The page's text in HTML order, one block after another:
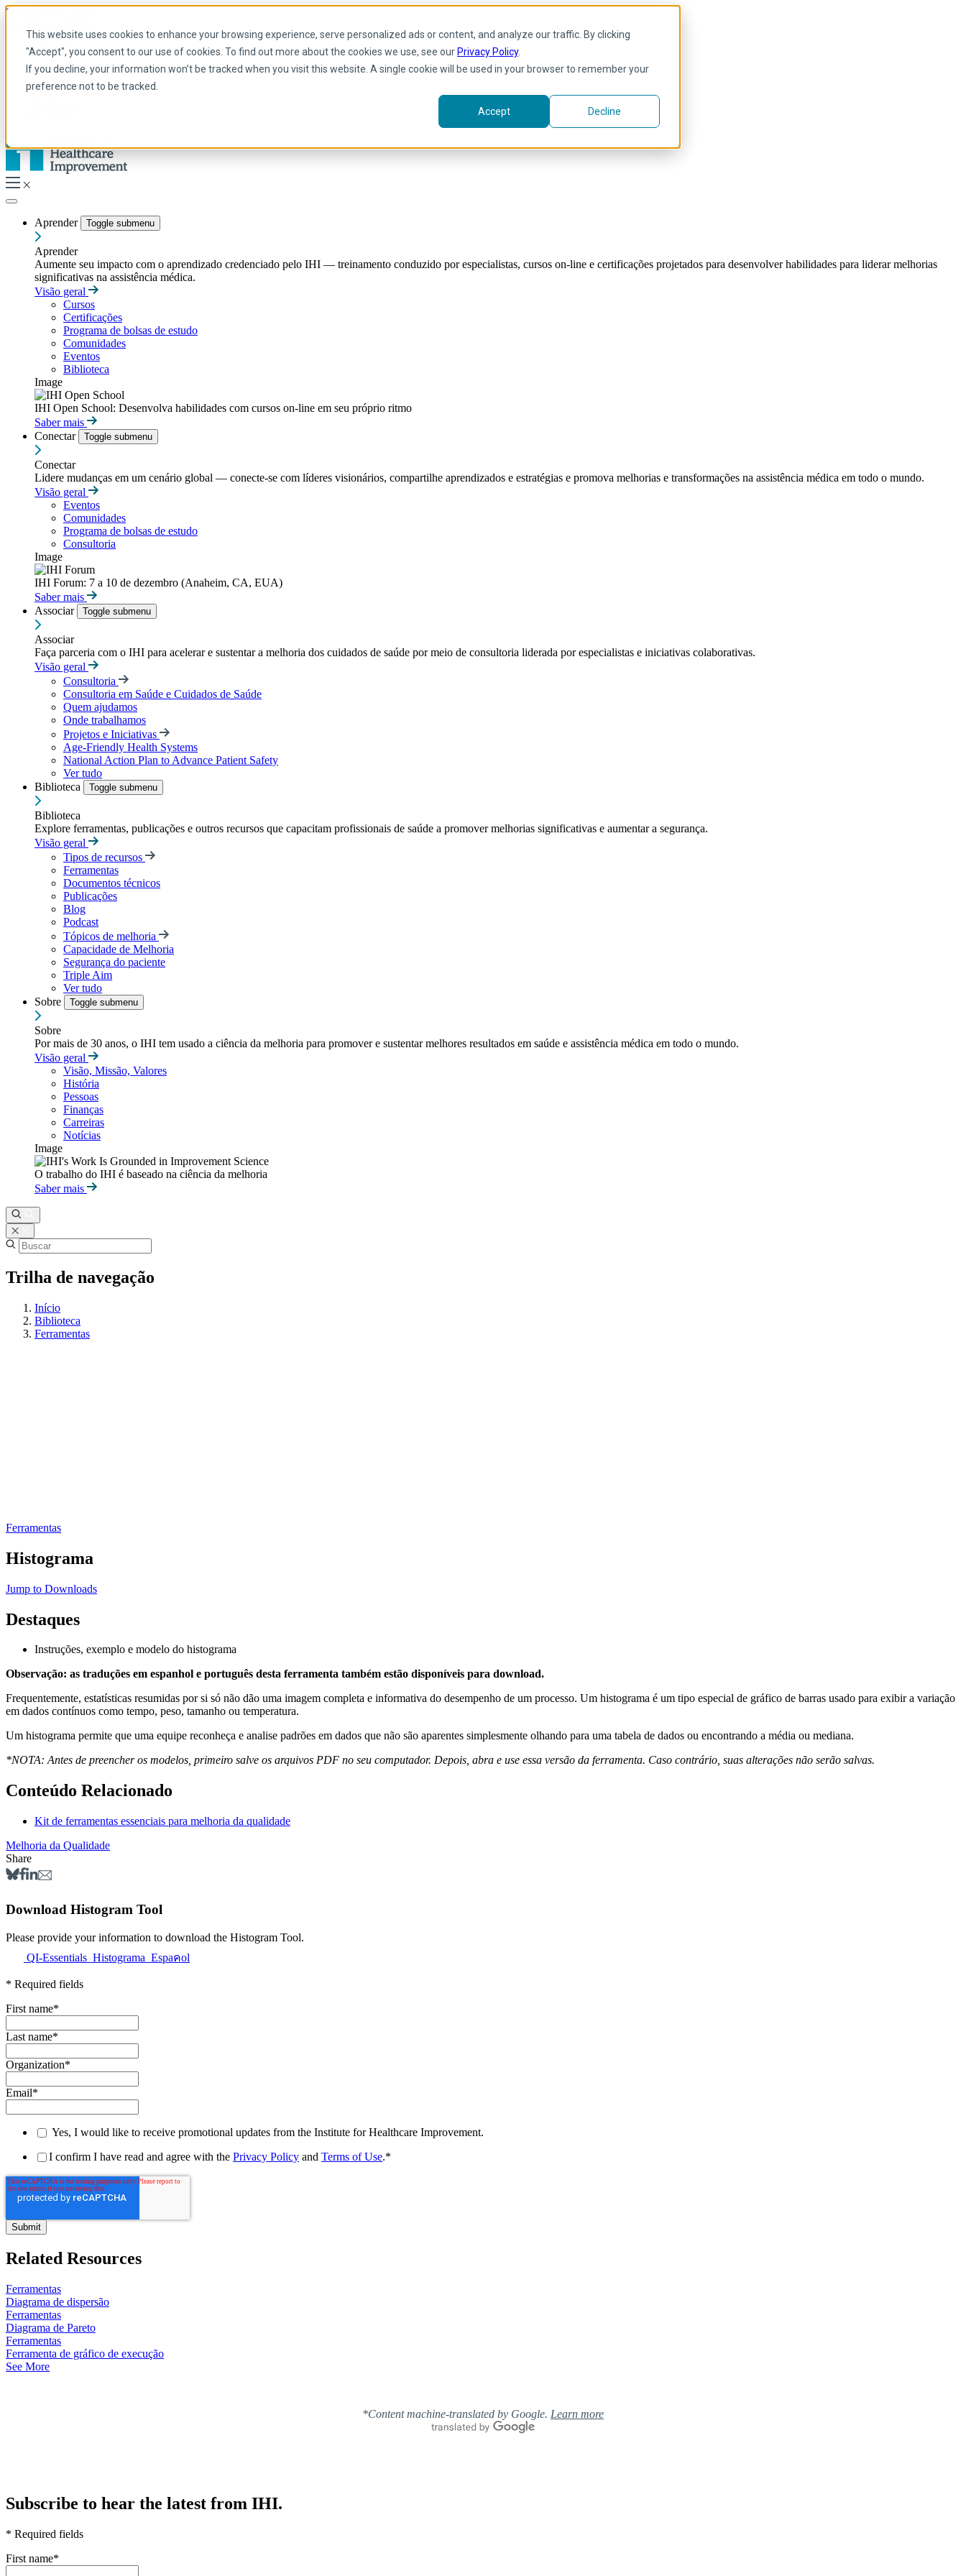
This website uses cookies to enhance your browsing experience, serve personalized ads or content, and analyze our traffic. By clicking
"Accept", you consent to our use of cookies. To find out more about the cookies we use, see our Privacy Policy.
If you decline, your information won’t be tracked when you visit this website. A single cookie will be used in your browser to remember your
preference not to be tracked.
Accept Decline
Skip to main content
Portuguese
Arabic
Inglês
Francês
Aprender Toggle submenu
Aprender
Aumente seu impacto com o aprendizado credenciado pelo IHI — treinamento conduzido por especialistas, cursos on-line e certificações projetados para desenvolver habilidades para liderar melhorias
significativas na assistência médica.
Visão geral
Cursos
Certificações
Programa de bolsas de estudo
Comunidades
Eventos
Biblioteca
Image
IHI Open School: Desenvolva habilidades com cursos on-line em seu próprio ritmo
Saber mais
Conectar
Toggle submenu
Conectar
Lidere mudanças em um cenário global — conecte-se com líderes visionários, compartilhe aprendizados e estratégias e promova melhorias e transformações na assistência médica em todo o mundo.
Visão geral
Eventos
Comunidades
Programa de bolsas de estudo
Consultoria
Image
IHI Forum: 7 a 10 de dezembro (Anaheim, CA, EUA)
Saber mais
Associar
Toggle submenu
Associar
Faça parceria com o IHI para acelerar e sustentar a melhoria dos cuidados de saúde por meio de consultoria liderada por especialistas e iniciativas colaborativas.
Visão geral
Consultoria
Consultoria em Saúde e Cuidados de Saúde
Quem ajudamos
Onde trabalhamos
Projetos e Iniciativas
Age-Friendly Health Systems
National Action Plan to Advance Patient Safety
Ver tudo
Biblioteca
Toggle submenu
Biblioteca
Explore ferramentas, publicações e outros recursos que capacitam profissionais de saúde a promover melhorias significativas e aumentar a segurança.
Visão geral
Tipos de recursos
Ferramentas
Documentos técnicos
Publicações
Blog
Podcast
Tópicos de melhoria
Capacidade de Melhoria
Segurança do paciente
Triple Aim
Ver tudo
Sobre
Toggle submenu
Sobre
Por mais de 30 anos, o IHI tem usado a ciência da melhoria para promover e sustentar melhores resultados em saúde e assistência médica em todo o mundo.
Visão geral
Visão, Missão, Valores
História
Pessoas
Finanças
Carreiras
Notícias
Image
O trabalho do IHI é baseado na ciência da melhoria
Saber mais
Trilha de navegação
Início
Biblioteca
Ferramentas
Ferramentas
Histograma
Jump to Downloads
Destaques
Instruções, exemplo e modelo do histograma
Observação: as traduções em espanhol e português desta ferramenta também estão disponíveis para download.
Frequentemente, estatísticas resumidas por si só não dão uma imagem completa e informativa do desempenho de um processo. Um histograma é um tipo especial de gráfico de barras usado para exibir a variação
em dados contínuos como tempo, peso, tamanho ou temperatura.
Um histograma permite que uma equipe reconheça e analise padrões em dados que não são aparentes simplesmente olhando para uma tabela de dados ou encontrando a média ou mediana.
*NOTA: Antes de preencher os modelos, primeiro salve os arquivos PDF no seu computador. Depois, abra e use essa versão da ferramenta. Caso contrário, suas alterações não serão salvas.
Conteúdo Relacionado
Kit de ferramentas essenciais para melhoria da qualidade
Melhoria da Qualidade
Share
Download Histogram Tool
Please provide your information to download the Histogram Tool.
QI-Essentials_Histograma_Espaคol
* Required fields
First name*
Last name*
Organization*
Email*
Yes, I would like to receive promotional updates from the Institute for Healthcare Improvement.
I confirm I have read and agree with the Privacy Policy and Terms of Use.*
Related Resources
Ferramentas
Diagrama de dispersão
Ferramentas
Diagrama de Pareto
Ferramentas
Ferramenta de gráfico de execução
See More
*Content machine-translated by Google. Learn more
Subscribe to hear the latest from IHI.
* Required fields
First name*